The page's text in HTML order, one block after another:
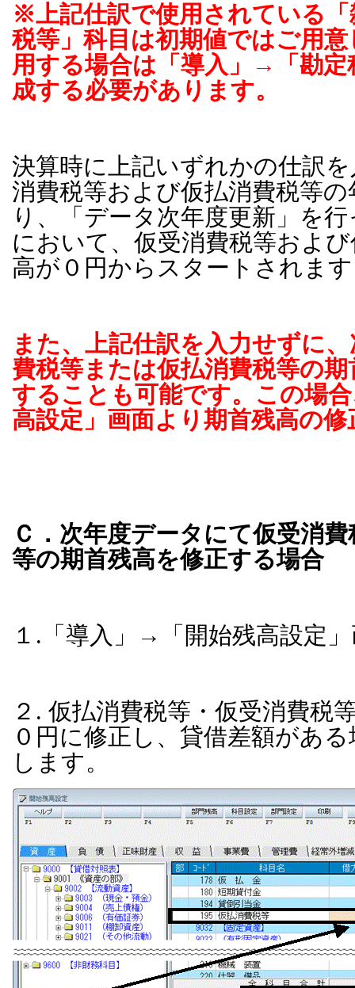
※上記仕訳で使用されている
税等」科目は初期値ではご用
用する場合は「導入」→「勘定
成する必要があります。
決算時に上記いずれかの仕訳
消費税等および仮払消費税等
り、「データ次年度更新」を
において、仮受消費税等およ
高が０円からスタートされま
また、上記仕訳を入力せずに
費税等または仮払消費税等の
することも可能です。この場
高設定」画面より期首残高の
Ｃ．次年度データにて仮受消
等の期首残高を修正する場合
１.「導入」→「開始残高設定
２. 仮払消費税等・仮受消費税
０円に修正し、貸借差額があ
します。